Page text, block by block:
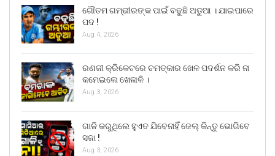
ଗୌତମ ଗମ୍ଭୀରଙ୍କ ପାଇଁ ବଢୁଛି ଅଡୁଆ । ଯାଇପାରେ
ପଦ !
Aug 4, 2026
ରଣଜୀ କ୍ରିକେଟରେ ଚମତ୍କାର ଖେଳ ପଦର୍ଶନ କରି ନା
କମେଇଲେ ଖେଳାଳି ।
Aug 3, 2026
ଗାଳି କରୁଥିଲେ ହୁଏତ ଯିବେନାହିଁ ଜେଲ୍ କିନ୍ତୁ ଭୋଗିବେ
ସଜା !
Aug 3, 2026